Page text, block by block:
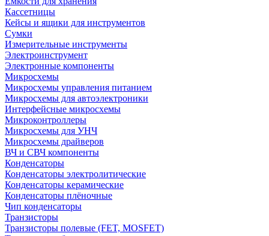
Кассетницы
Кейсы и ящики для инструментов
Сумки
Измерительные инструменты
Электроинструмент
Электронные компоненты
Микросхемы
Микросхемы управления питанием
Микросхемы для автоэлектроники
Интерфейсные микросхемы
Микроконтроллеры
Микросхемы для УНЧ
Микросхемы драйверов
ВЧ и СВЧ компоненты
Конденсаторы
Конденсаторы электролитические
Конденсаторы керамические
Конденсаторы плёночные
Чип конденсаторы
Транзисторы
Транзисторы полевые (FET, MOSFET)